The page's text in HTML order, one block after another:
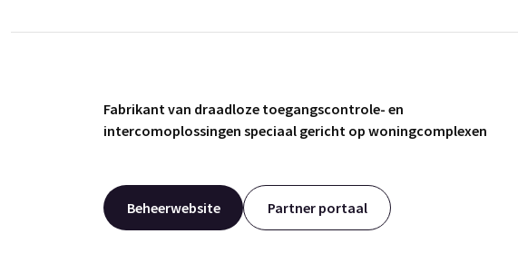
Fabrikant van draadloze toegangscontrole- en
intercomoplossingen speciaal gericht op woningcomplexen
Beheerwebsite Partner portaal